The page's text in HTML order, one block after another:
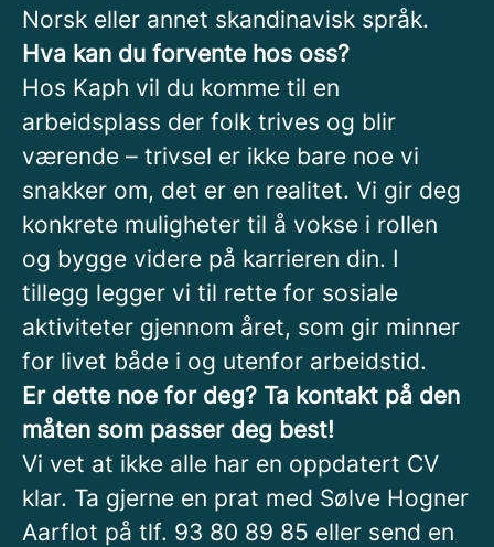
Norsk eller annet skandinavisk språk.
Hva kan du forvente hos oss?
Hos Kaph vil du komme til en
arbeidsplass der folk trives og blir
værende – trivsel er ikke bare noe vi
snakker om, det er en realitet. Vi gir deg
konkrete muligheter til å vokse i rollen
og bygge videre på karrieren din. I
tillegg legger vi til rette for sosiale
aktiviteter gjennom året, som gir minner
for livet både i og utenfor arbeidstid.
Er dette noe for deg? Ta kontakt på den
måten som passer deg best!
Vi vet at ikke alle har en oppdatert CV
klar. Ta gjerne en prat med Sølve Hogner
Aarflot på tlf. 93 80 89 85 eller send en